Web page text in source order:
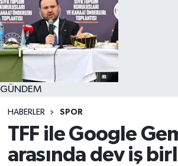
GÜNDEM
HABERLER SPOR
TFF ile Google
arasında dev iş